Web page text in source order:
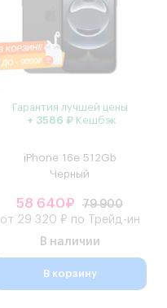
Гарантия лучшей цены
+ 3586 ₽ Кешбэк
iPhone 16e 512Gb
Черный
58 640₽
79 900
от 29 320 ₽ по Трейд-ин
В наличии
В корзину